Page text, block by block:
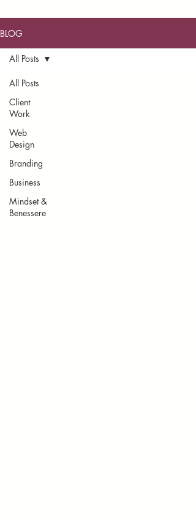
BLOG
All Posts
Client
Work
Web
Design
Branding
Business
Mindset &
Benessere
All Posts